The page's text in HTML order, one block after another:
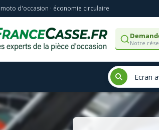
d'occasion · économie circulaire
Notre